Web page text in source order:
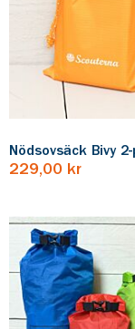
Nödsovsäck Bivy
229,00 kr